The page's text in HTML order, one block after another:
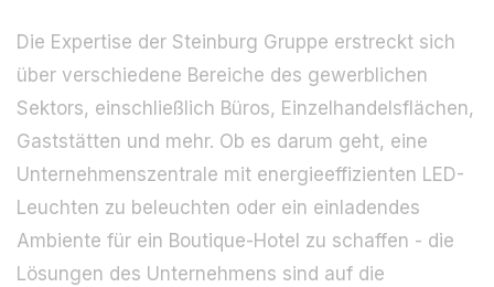
Die Expertise der Steinburg Gruppe erstreckt sich
über verschiedene Bereiche des gewerblichen
Sektors, einschließlich Büros, Einzelhandelsflächen,
Gaststätten und mehr. Ob es darum geht, eine
Unternehmenszentrale mit energieeffizienten LED-
Leuchten zu beleuchten oder ein einladendes
Ambiente für ein Boutique-Hotel zu schaffen - die
Lösungen des Unternehmens sind auf die